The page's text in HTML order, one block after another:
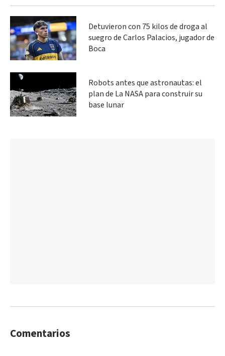
Detuvieron con 75 kilos de droga al
suegro de Carlos Palacios, jugador de
Boca
Robots antes que astronautas: el
plan de La NASA para construir su
base lunar
Comentarios